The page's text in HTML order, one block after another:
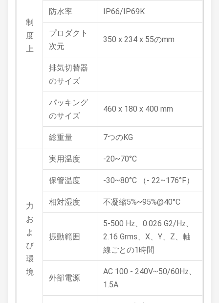
制
度
上
防水率 IP66/IP69K
プロダクト
次元
350 x 234 x 55のmm
排気切替器
のサイズ
パッキング
のサイズ
460 x 180 x 400 mm
総重量 7つのKG
力
お
よ
び
環
境
実用温度 -20~70°C
保管温度 -30~80°C （- 22~176°F）
相対湿度 不凝縮5%~95%@40°C
振動範囲
5-500 Hz、0.026 G2/Hz、
2.16 Grms、X、Y、Z、軸
線ごとの1時間
外部電源
AC 100 - 240V~50/60Hz、
1.5A